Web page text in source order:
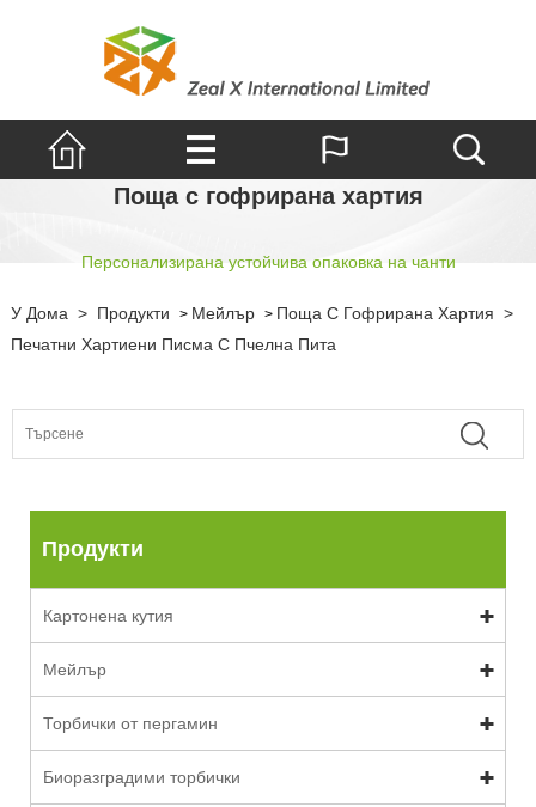
Поща с гофрирана хартия
Персонализирана устойчива опаковка на чанти
У Дома > Продукти > Мейлър > Поща С Гофрирана Хартия >
Печатни Хартиени Писма С Пчелна Пита
Продукти
Картонена кутия
Мейлър
Торбички от пергамин
Биоразградими торбички